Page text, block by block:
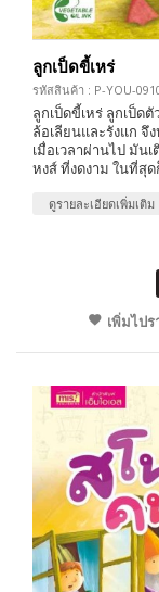
ลูกเป็ดขี้เหร่
รหัสสินค้า : P-YOU-
ลูกเป็ดขี้เหร่ ลูกเป็ด
ล้อเลียนและรังแก จึ
เมื่อเวลาผ่านไป มัน
หงส์ ที่งดงาม ในที่สุ
ดูรายละเอียดเพิ่มเติม
เพิ่มไป